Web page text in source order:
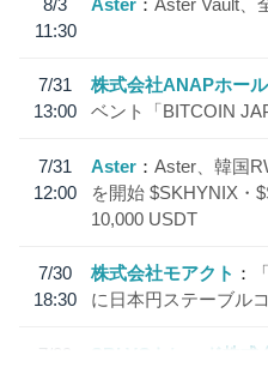
11:30
7/31
13:00
株式会社ANAPホー
ベント「BITCOIN
7/31
12:00
Aster
Aster、韓国
を開始 $SKHYNIX・
10,000 USDT
7/30
18:30
株式会社モアクト
に日本円ステーブル
7/29
SBI VCトレード株式